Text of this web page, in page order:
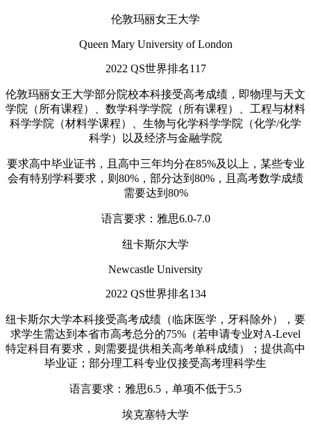
伦敦玛丽女王大学
Queen Mary University of London
2022 QS世界排名117
伦敦玛丽女王大学部分院校本科接受高考成绩，即物理与天文
学院（所有课程）、数学科学学院（所有课程）、工程与材料
科学学院（材料学课程）、生物与化学科学学院（化学/化学
科学）以及经济与金融学院
要求高中毕业证书，且高中三年均分在85%及以上，某些专业
会有特别学科要求，则80%，部分达到80%，且高考数学成绩
需要达到80%
语言要求：雅思6.0-7.0
纽卡斯尔大学
Newcastle University
2022 QS世界排名134
纽卡斯尔大学本科接受高考成绩（临床医学，牙科除外），要
求学生需达到本省市高考总分的75%（若申请专业对A-Level
特定科目有要求，则需要提供相关高考单科成绩）；提供高中
毕业证；部分理工科专业仅接受高考理科学生
语言要求：雅思6.5，单项不低于5.5
埃克塞特大学